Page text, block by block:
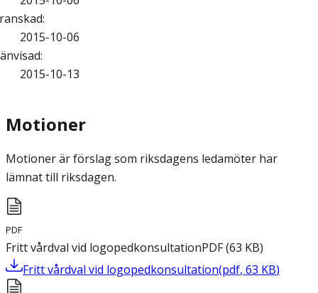
:
2015-10-06
:
2015-10-13
Motioner
Motioner är förslag som riksdagens ledamöter har
lämnat till riksdagen.
PDF
Fritt vårdval vid logopedkonsultationPDF(63 KB)
Fritt vårdval vid logopedkonsultation(pdf, 63 KB)